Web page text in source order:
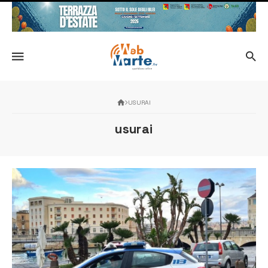
USURAI
usurai